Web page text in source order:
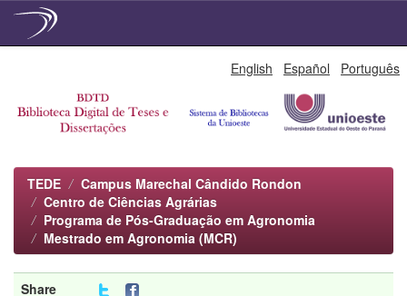
English Español Português
TEDE
Campus Marechal Cândido Rondon
Centro de Ciências Agrárias
Programa de Pós-Graduação em Agronomia
Mestrado em Agronomia (MCR)
Share